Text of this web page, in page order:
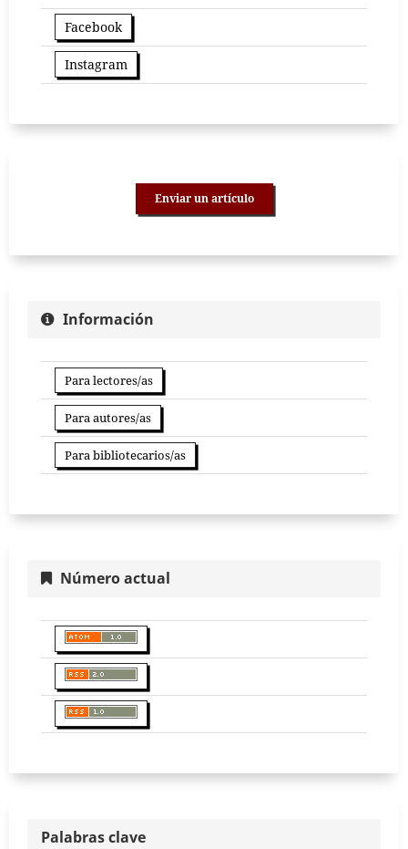
Facebook
Instagram
Enviar un artículo
Información
Para lectores/as
Para autores/as
Para bibliotecarios/as
Número actual
Palabras clave